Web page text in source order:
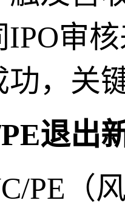
IPO审
功，关
退出
PE（